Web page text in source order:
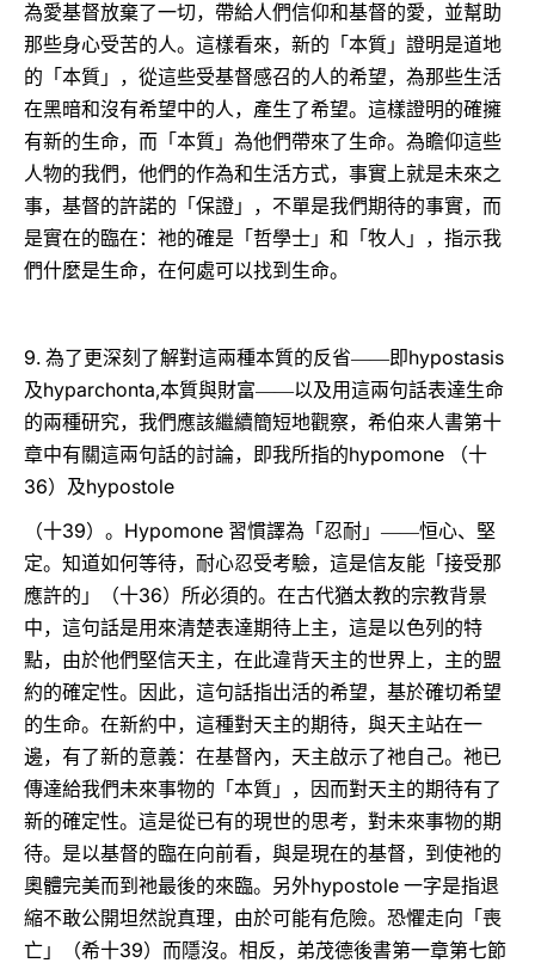
為愛基督放棄了一切，帶給人們信仰和基督的愛，並幫助
那些身心受苦的人。這樣看來，新的「本質」證明是道地
的「本質」，從這些受基督感召的人的希望，為那些生活
在黑暗和沒有希望中的人，產生了希望。這樣證明的確擁
有新的生命，而「本質」為他們帶來了生命。為瞻仰這些
人物的我們，他們的作為和生活方式，事實上就是未來之
事，基督的許諾的「保證」，不單是我們期待的事實，而
是實在的臨在：祂的確是「哲學士」和「牧人」，指示我
們什麼是生命，在何處可以找到生命。
9. 為了更深刻了解對這兩種本質的反省――即hypostasis
及hyparchonta,本質與財富――以及用這兩句話表達生命
的兩種研究，我們應該繼續簡短地觀察，希伯來人書第十
章中有關這兩句話的討論，即我所指的hypomone （十
36）及hypostole
（十39）。 Hypomone 習慣譯為「忍耐」――恒心、堅
定。知道如何等待，耐心忍受考驗，這是信友能「接受那
應許的」（十36）所必須的。在古代猶太教的宗教背景
中，這句話是用來清楚表達期待上主，這是以色列的特
點，由於他們堅信天主，在此違背天主的世界上，主的盟
約的確定性。因此，這句話指出活的希望，基於確切希望
的生命。在新約中，這種對天主的期待，與天主站在一
邊，有了新的意義：在基督內，天主啟示了祂自己。祂已
傳達給我們未來事物的「本質」，因而對天主的期待有了
新的確定性。這是從已有的現世的思考，對未來事物的期
待。是以基督的臨在向前看，與是現在的基督，到使祂的
奧體完美而到祂最後的來臨。另外hypostole 一字是指退
縮不敢公開坦然說真理，由於可能有危險。恐懼走向「喪
亡」（希十39）而隱沒。相反，弟茂德後書第一章第七節